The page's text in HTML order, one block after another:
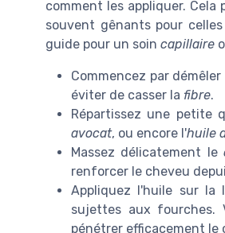
comment les appliquer.
souvent gênants pour
guide pour un soin capillaire
Commencez par
éviter de casser la fibre.
Répartissez une petite
avocat, ou encore l'huile
Massez délicatement le
renforcer le cheveu
Appliquez l'huile sur la
sujettes aux fourches.
pénétrer efficacement le